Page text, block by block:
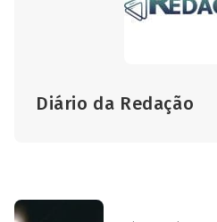
Diário da Redação